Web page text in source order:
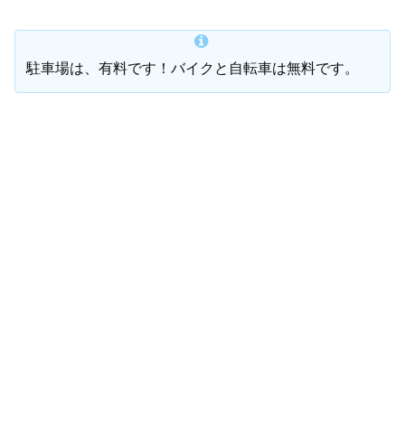
駐車場は、有料です！バイクと自転車は無料です。